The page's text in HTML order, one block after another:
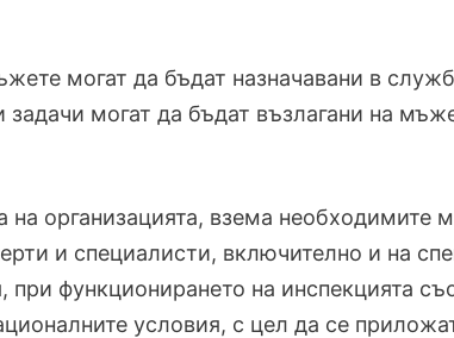
могат да бъдат назначавани в
могат да бъдат възлагани на
на организацията, взема необходимите
и специалисти, включително и на
при функционирането на инспекцията
условия, с цел да се